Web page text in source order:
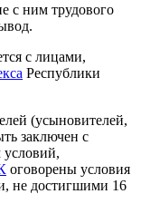
с ним трудового
с лицами,
Республики
(усыновителей,
заключен с
оговорены условия
не достигшими 16